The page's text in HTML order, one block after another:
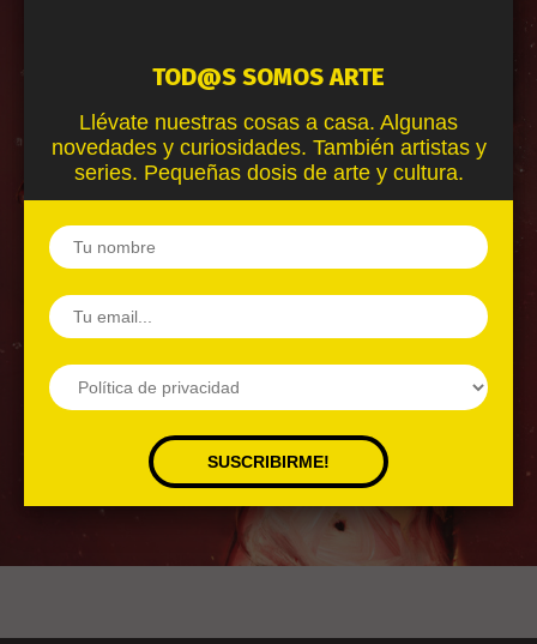
TOD@S SOMOS ARTE
Llévate nuestras cosas a casa. Algunas
novedades y curiosidades. También artistas y
series. Pequeñas dosis de arte y cultura.